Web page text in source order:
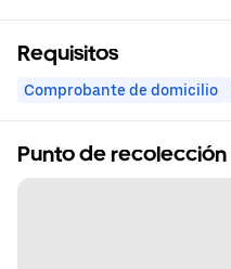
Requisitos
Comprobante de domicilio
Punto de recolección